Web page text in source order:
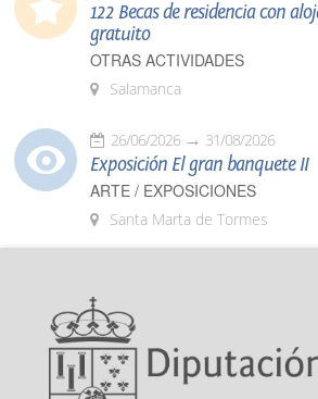
122 Becas de residencia con
gratuito
OTRAS ACTIVIDADES
Salamanca
26/06/2026 31/08/2026
Exposición El gran banquete II
ARTE / EXPOSICIONES
Santa Marta de Tormes